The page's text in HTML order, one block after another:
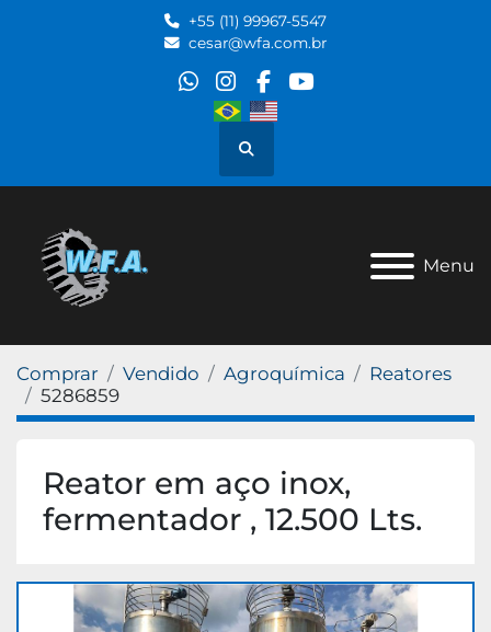
+55 (11) 99967-5547
cesar@wfa.com.br
whatsapp
instagram
facebook
youtube
Pesquisar
Menu
Comprar Vendido Agroquímica
Reatores
5286859
Reator em aço inox,
fermentador , 12.500 Lts.